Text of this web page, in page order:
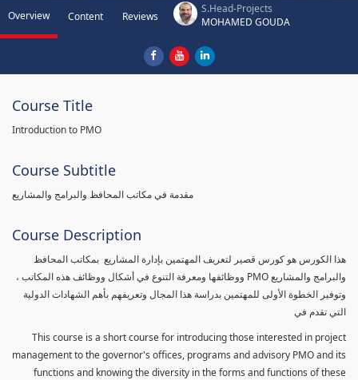
Overview Content Reviews
S.Head-Projects
MOHAMED GOUDA
Course Title
Introduction to PMO
Course Subtitle
مقدمة في مكاتب المحافظ والبرامج والمشاريع
Course Description
هذا الكورس هو كورس قصير لتعريف المهتمين بإدارة المشاريع بمكاتب المحافظ
والبرامج والمشاريع PMO ووظائفها ومعرفة التنوع في أشكال ووظائف هذه المكاتب ،
وتوفير الخطوة الأولى للمهتمين بدراسة هذا المجال وتعريفهم بأهم الشهادات الدولية
التي تقدم في
This course is a short course for introducing those interested in project
management to the governor's offices, programs and advisory PMO and its
functions and knowing the diversity in the forms and functions of these